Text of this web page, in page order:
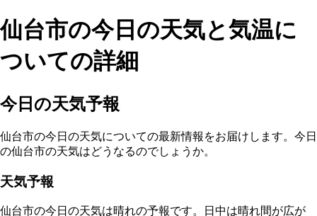
仙台市の今日の天気と気温に
ついての詳細
今日の天気予報
仙台市の今日の天気についての最新情報をお届けします。今日
の仙台市の天気はどうなるのでしょうか。
天気予報
仙台市の今日の天気は晴れの予報です。日中は晴れ間が広が